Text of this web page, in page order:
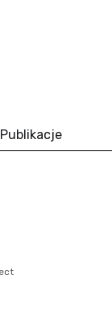
Publikacje